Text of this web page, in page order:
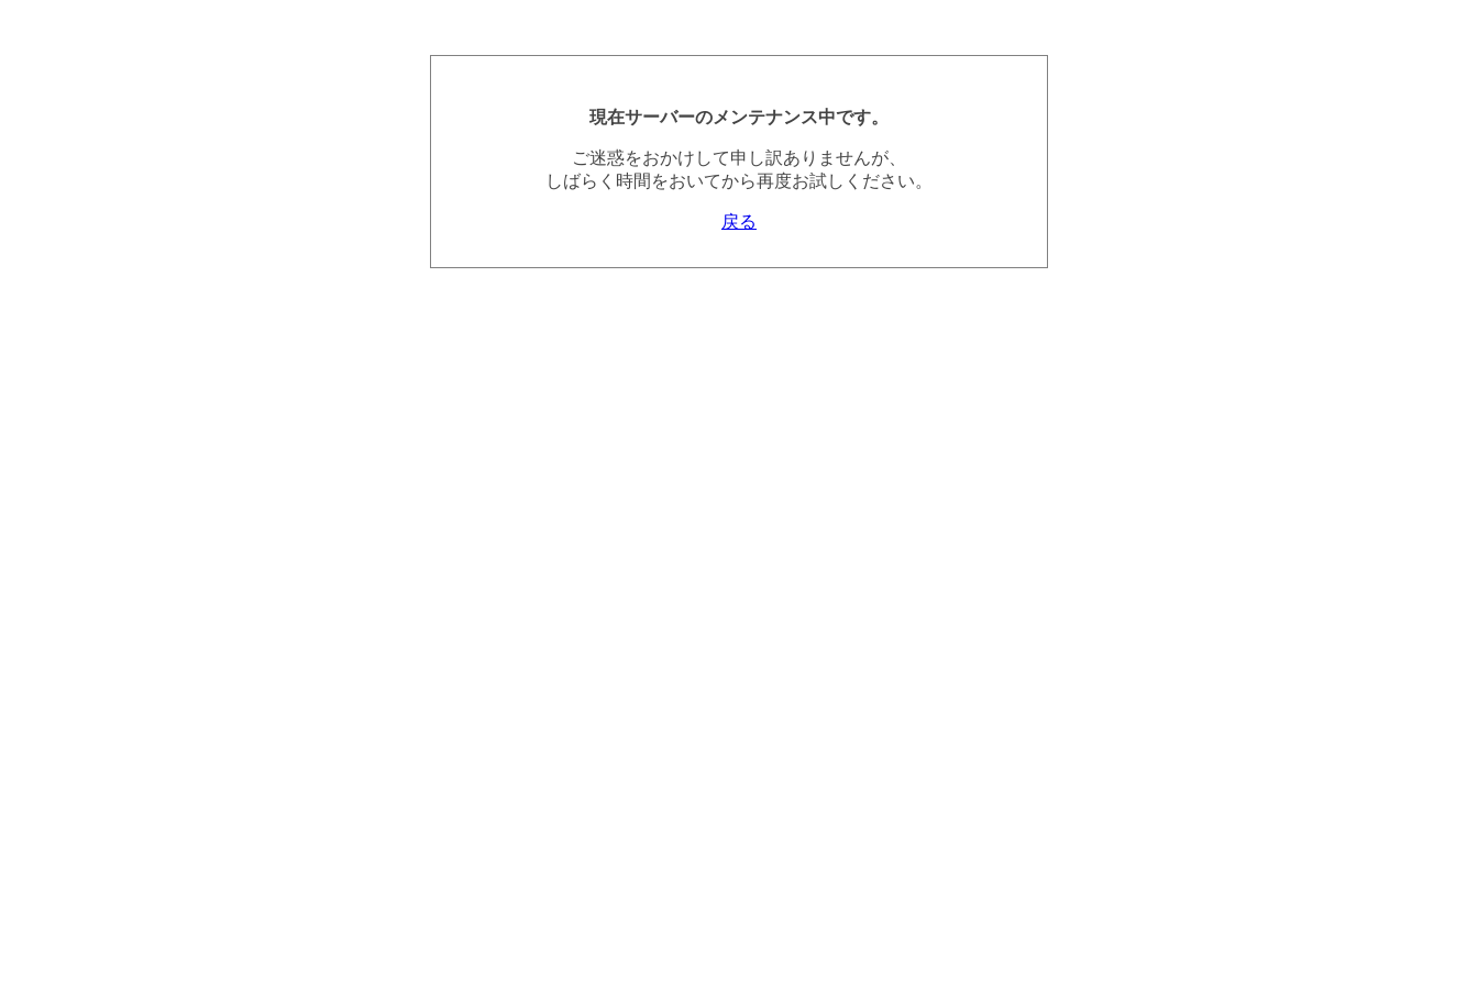
現在サーバーのメンテナンス中です。
ご迷惑をおかけして申し訳ありませんが、
しばらく時間をおいてから再度お試しください。
戻る